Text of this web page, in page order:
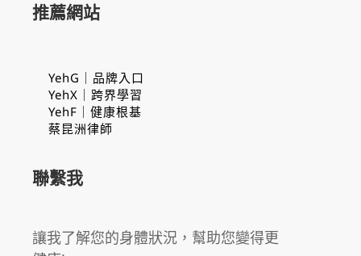
推薦網站
YehG｜品牌入口
YehX｜跨界學習
YehF｜健康根基
蔡昆洲律師
聯繫我
讓我了解您的身體狀況，幫助您變得更